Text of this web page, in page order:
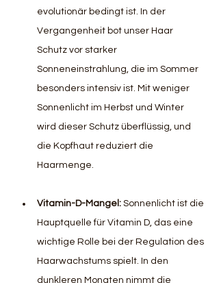
evolutionär bedingt ist. In der
Vergangenheit bot unser Haar
Schutz vor starker
Sonneneinstrahlung, die im Sommer
besonders intensiv ist. Mit weniger
Sonnenlicht im Herbst und Winter
wird dieser Schutz überflüssig, und
die Kopfhaut reduziert die
Haarmenge.
Vitamin-D-Mangel: Sonnenlicht ist die
Hauptquelle für Vitamin D, das eine
wichtige Rolle bei der Regulation des
Haarwachstums spielt. In den
dunkleren Monaten nimmt die